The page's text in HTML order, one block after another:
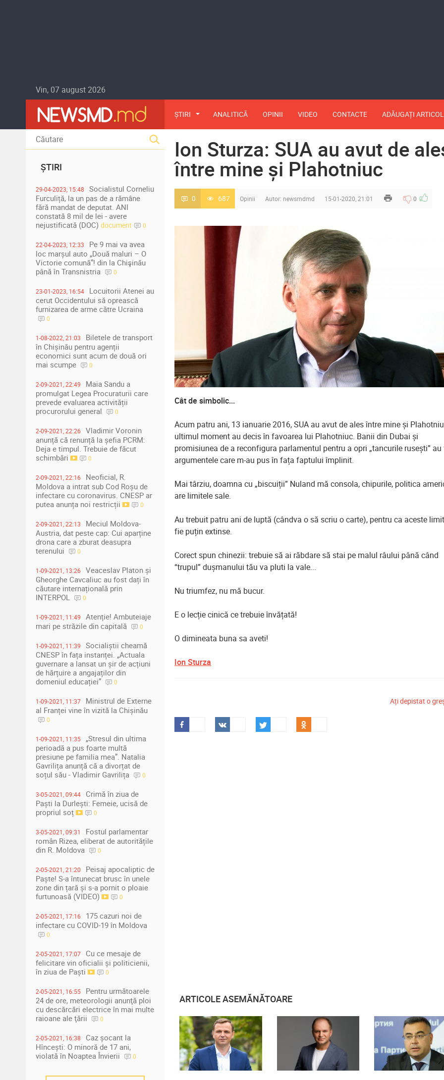
Vin, 07 august 2026
ȘTIRI ANALITICĂ OPINII VIDEO CONTACTE ADĂUGAȚI ARTICOL
ȘTIRI
29-04-2023, 15:48
Socialistul Corneliu
Furculiță, la un pas de a rămâne
fără mandat de deputat. ANI
constată 8 mil de lei - avere
nejustificată (DOC) document 0
22-04-2023, 12:33
Pe 9 mai va avea
loc marșul auto „Două maluri – O
Victorie comună”! din la Chişinău
până în Transnistria
0
23-01-2023, 16:54
Locuitorii Atenei au
cerut Occidentului să oprească
furnizarea de arme către Ucraina
0
1-08-2022, 21:03
Biletele de transport
în Chișinău pentru agenții
economici sunt acum de două ori
mai scumpe
0
2-09-2021, 22:49
Maia Sandu a
promulgat Legea Procuraturii care
prevede evaluarea activității
procurorului general
0
2-09-2021, 22:26
Vladimir Voronin
anunță că renunță la șefia PCRM:
Deja e timpul. Trebuie de făcut
schimbări
0
2-09-2021, 22:16
Neoficial, R.
Moldova a intrat sub Cod Roșu de
infectare cu coronavirus. CNESP ar
putea anunța noi restricții
0
2-09-2021, 22:13
Meciul Moldova-
Austria, dat peste cap: Cui aparține
drona care a zburat deasupra
terenului
0
1-09-2021, 13:26
Veaceslav Platon și
Gheorghe Cavcaliuc au fost dați în
căutare internațională prin
INTERPOL
0
1-09-2021, 11:49
Atenție! Ambuteiaje
mari pe străzile din capitală
0
1-09-2021, 11:39
Socialiștii cheamă
CNESP în fața instanței. „Actuala
guvernare a lansat un șir de acțiuni
de hărțuire a angajaților din
domeniul educației”
0
1-09-2021, 11:37
Ministrul de Externe
al Franței vine în vizită la Chișinău
0
1-09-2021, 11:35
„Stresul din ultima
perioadă a pus foarte multă
presiune pe familia mea”. Natalia
Gavrilița anunță că a divorțat de
soțul său - Vladimir Gavrilița
0
3-05-2021, 09:44
Crimă în ziua de
Paști la Durlești: Femeie, ucisă de
propriul soț
0
3-05-2021, 09:31
Fostul parlamentar
român Rizea, eliberat de autoritățile
din R. Moldova
0
2-05-2021, 21:20
Peisaj apocaliptic de
Paște! S-a întunecat brusc în unele
zone din țară și s-a pornit o ploaie
furtunoasă (VIDEO)
0
2-05-2021, 17:16
175 cazuri noi de
infectare cu COVID-19 în Moldova
0
2-05-2021, 17:07
Cu ce mesaje de
felicitare vin oficialii și politicienii,
în ziua de Paști
0
2-05-2021, 16:55
Pentru următoarele
24 de ore, meteorologii anunţă ploi
cu descărcări electrice în mai multe
raioane ale ţării
0
2-05-2021, 16:38
Caz șocant la
Hîncești: O minoră de 17 ani,
violată în Noaptea Învierii
0
Ion Sturza: SUA au avut de
între mine și Plahotniuc
0 687 Opinii Autor: newsmdmd 15-01-2020, 21:01 0
Cât de simbolic...
Acum patru ani, 13 ianuarie 2016, SUA au avut de ales între mine și
ultimul moment au decis în favoarea lui Plahotniuc. Banii din Dubai și
promisiunea de a reconfigura parlamentul pentru a opri „tancurile rusești”
argumentele care m-au pus în fața faptului împlinit.
Mai târziu, doamna cu „biscuiții” Nuland mă consola, chipurile, politica
are limitele sale.
Au trebuit patru ani de luptă (cândva o să scriu o carte), pentru ca aceste
fie puțin extinse.
Corect spun chinezii: trebuie să ai răbdare să stai pe malul râului până când
“trupul” dușmanului tău va pluti la vale...
Nu triumfez, nu mă bucur.
E o lecție cinică ce trebuie învățată!
O dimineata buna sa aveti!
Ion Sturza
Ați depistat o
ARTICOLE ASEMĂNĂTOARE